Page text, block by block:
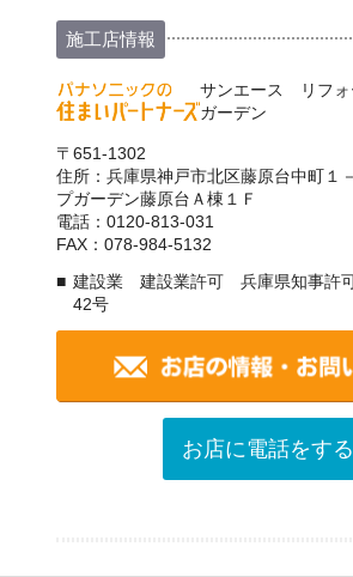
施工店情報
サンエース リフ
ガーデン
〒651-1302
住所：兵庫県神戸市北区藤原台中町
プガーデン藤原台Ａ棟１Ｆ
電話：0120-813-031
FAX：078-984-5132
建設業 建設業許可 兵庫県知事許
42号
お店に電話をする